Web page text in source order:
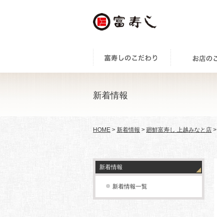
新着情報
HOME > 新着情報 > 廻鮮富寿し 上越みなと店
新着情報
新着情報一覧